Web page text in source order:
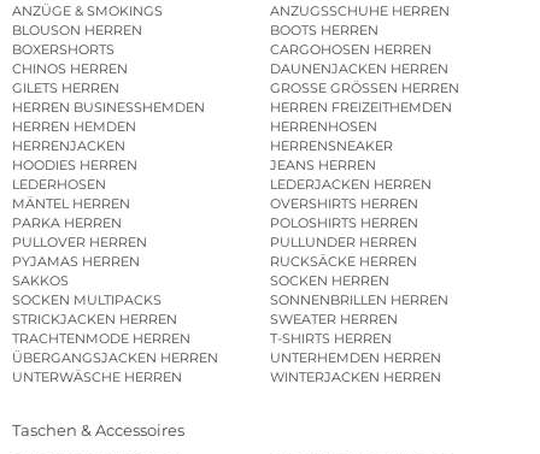
ANZÜGE & SMOKINGS
ANZUGSSCHUHE HERREN
BLOUSON HERREN
BOOTS HERREN
BOXERSHORTS
CARGOHOSEN HERREN
CHINOS HERREN
DAUNENJACKEN HERREN
GILETS HERREN
GROSSE GRÖSSEN HERREN
HERREN BUSINESSHEMDEN
HERREN FREIZEITHEMDEN
HERREN HEMDEN
HERRENHOSEN
HERRENJACKEN
HERRENSNEAKER
HOODIES HERREN
JEANS HERREN
LEDERHOSEN
LEDERJACKEN HERREN
MÄNTEL HERREN
OVERSHIRTS HERREN
PARKA HERREN
POLOSHIRTS HERREN
PULLOVER HERREN
PULLUNDER HERREN
PYJAMAS HERREN
RUCKSÄCKE HERREN
SAKKOS
SOCKEN HERREN
SOCKEN MULTIPACKS
SONNENBRILLEN HERREN
STRICKJACKEN HERREN
SWEATER HERREN
TRACHTENMODE HERREN
T-SHIRTS HERREN
ÜBERGANGSJACKEN HERREN
UNTERHEMDEN HERREN
UNTERWÄSCHE HERREN
WINTERJACKEN HERREN
Taschen & Accessoires